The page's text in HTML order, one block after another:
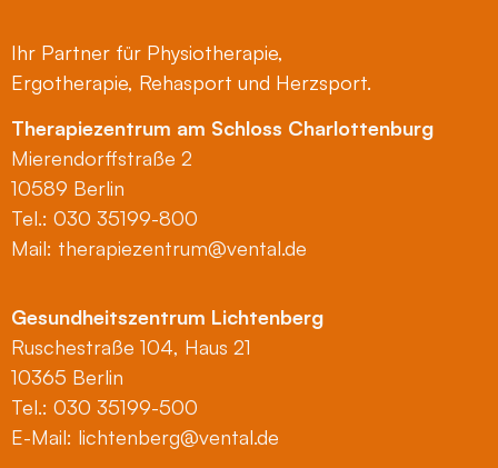
Ihr Partner für Physiotherapie,
Ergotherapie, Rehasport und Herzsport.
Therapiezentrum am Schloss Charlottenburg
Mierendorffstraße 2
10589 Berlin
Tel.: 030 35199-800
Mail: therapiezentrum@vental.de
Gesundheitszentrum Lichtenberg
Ruschestraße 104, Haus 21
10365 Berlin
Tel.: 030 35199-500
E-Mail: lichtenberg@vental.de